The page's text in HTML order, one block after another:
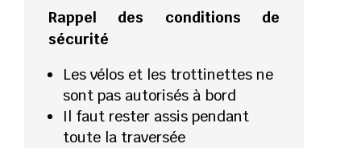
Rappel des conditions de
sécurité
Les vélos et les trottinettes ne
sont pas autorisés à bord
Il faut rester assis pendant
toute la traversée